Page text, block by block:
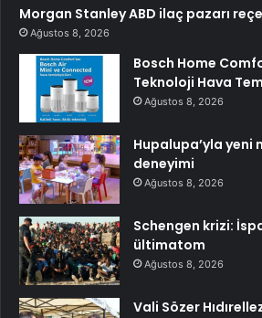
Morgan Stanley ABD ilaç pazarı
Ağustos 8, 2026
Bosch Home
Teknoloji Hava
Ağustos 8, 2026
Hupalupa’yla yeni
deneyimi
Ağustos 8, 2026
Schengen krizi:
ültimatom
Ağustos 8, 2026
Vali Sözer